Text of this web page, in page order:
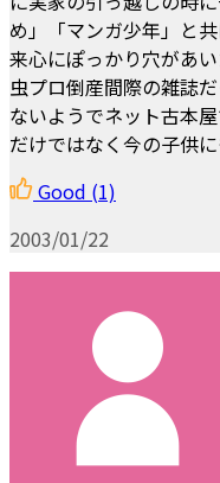
め」「マンガ少年」と
来心にぽっかり穴があい
虫プロ倒産間際の雑誌
ないようでネット古本
だけではなく今の子供
Good (1)
2003/01/22